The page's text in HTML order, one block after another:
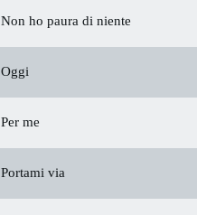
Non ho paura di niente
Oggi
Per me
Portami via